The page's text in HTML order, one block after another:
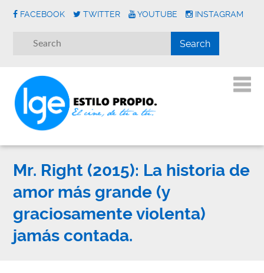
FACEBOOK TWITTER YOUTUBE INSTAGRAM
Mr. Right (2015): La historia de
amor más grande (y
graciosamente violenta)
jamás contada.